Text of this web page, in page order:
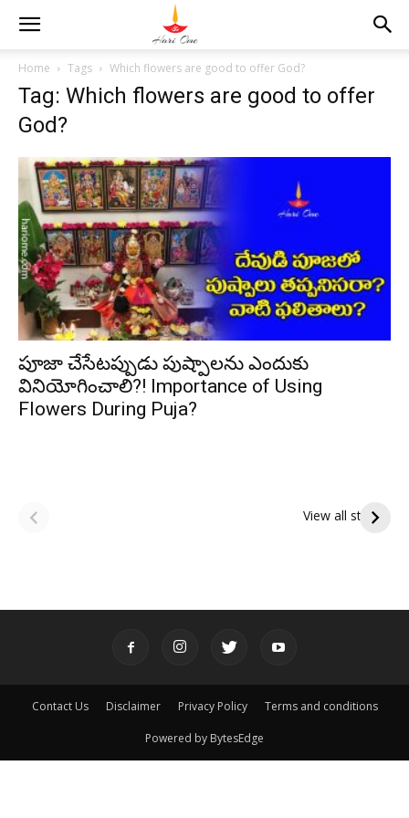
Home Tags Which flowers are good to offer God?
Tag: Which flowers are good to offer
God?
పూజా చేసేటప్పుడు పుష్పాలను ఎందుకు
వినియోగించాలి?! Importance of Using
Flowers During Puja?
View all stories
పితృదేవతల ఆశీర్వాదం
ఇంద్రకీలాద్రి గిరి ప్రదక్షిణ
Contact Us Disclaimer Privacy Policy Terms and conditions
Powered by BytesEdge